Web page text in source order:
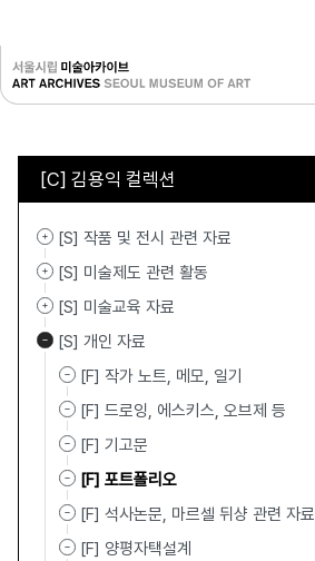
[C] 김용익 컬렉션
[S] 작품 및 전시 관련 자료
[S] 미술제도 관련 활동
[S] 미술교육 자료
[S] 개인 자료
[F] 작가 노트, 메모, 일기
[F] 드로잉, 에스키스, 오브제 등
[F] 기고문
[F] 포트폴리오
[F] 석사논문, 마르셀 뒤샹 관련 자료
[F] 양평자택설계